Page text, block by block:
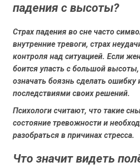
падения с высоты?
Страх падения во сне часто
внутренние тревоги, страх
контроля над ситуацией. Если
боится упасть с большой
означать боязнь сделать ошибку
последствиями своих решений.
Психологи считают, что такие
состояние тревожности и
разобраться в причинах стресса.
Что значит видеть